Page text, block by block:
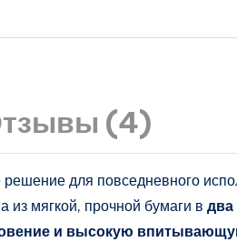
(4)
для повседневного
из мягкой, прочной бумаги в два
и высокую